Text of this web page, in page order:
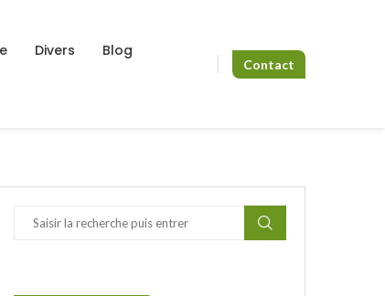
Divers
Blog
Contact